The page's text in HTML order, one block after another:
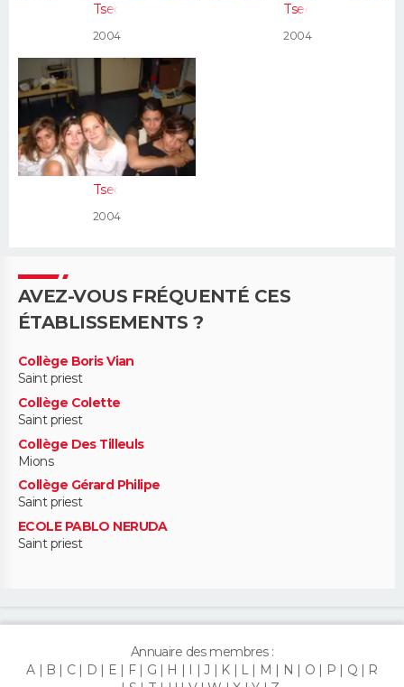
Tsec
2004
Tsec
2004
Tsec
2004
AVEZ-VOUS FRÉQUENTÉ CES
ÉTABLISSEMENTS ?
Collège Boris Vian
Saint priest
Collège Colette
Saint priest
Collège Des Tilleuls
Mions
Collège Gérard Philipe
Saint priest
ECOLE PABLO NERUDA
Saint priest
Annuaire des membres :
A
B C D E F G H I J K L M N O P Q
R